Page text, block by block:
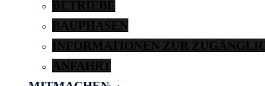
BETRIEBE
BAUPHASEN
INFORMATIONEN ZUR
ANFAHRT